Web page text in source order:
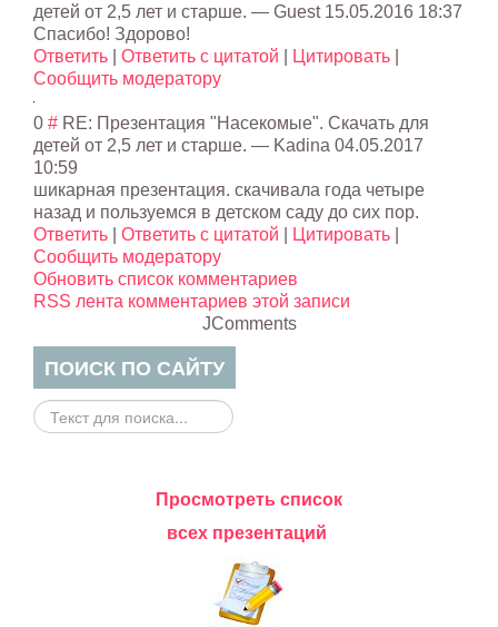
детей от 2,5 лет и старше. — Guest 15.05.2016 18:37
Спасибо! Здорово!
Ответить
Ответить с цитатой Цитировать
Сообщить модератору
0 # RE: Презентация "Насекомые". Скачать для
детей от 2,5 лет и старше. — Kadina 04.05.2017
10:59
шикарная презентация. скачивала года четыре
назад и пользуемся в детском саду до сих пор.
Ответить
Ответить с цитатой Цитировать
Сообщить модератору
Обновить список комментариев
RSS лента комментариев этой записи
JComments
ПОИСК ПО САЙТУ
Просмотреть список
всех презентаций